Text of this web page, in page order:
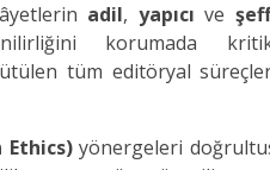
adil, yapıcı ve
korumada
tüm editöryal
Ethics)yönergeleri